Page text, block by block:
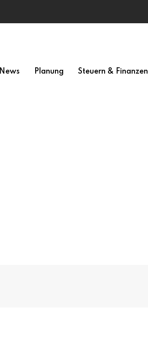
News Planung Steuern & Finanzen